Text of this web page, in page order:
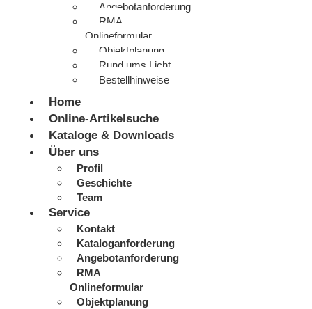
Angebotanforderung
RMA
Onlineformular
Objektplanung
Rund ums Licht
Bestellhinweise
Home
Online-Artikelsuche
Kataloge & Downloads
Über uns
Profil
Geschichte
Team
Service
Kontakt
Kataloganforderung
Angebotanforderung
RMA
Onlineformular
Objektplanung